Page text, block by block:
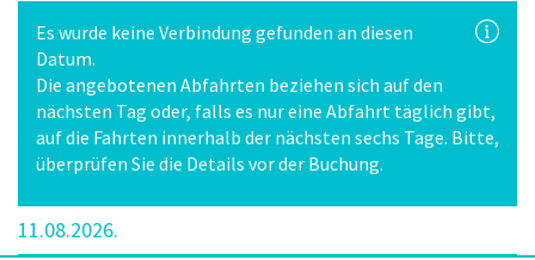
Es wurde keine Verbindung gefunden an diesen
Datum.
Die angebotenen Abfahrten beziehen sich auf den
nächsten Tag oder, falls es nur eine Abfahrt täglich gibt,
auf die Fahrten innerhalb der nächsten sechs Tage. Bitte,
überprüfen Sie die Details vor der Buchung.
11.08.2026.